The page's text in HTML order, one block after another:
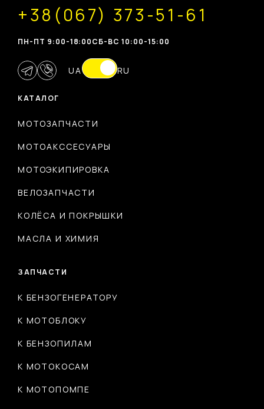
КАТАЛОГ
МОТОЗАПЧАСТИ
МОТОАКССЕСУАРЫ
МОТОЭКИПИРОВКА
ВЕЛОЗАПЧАСТИ
КОЛЁСА И ПОКРЫШКИ
МАСЛА И ХИМИЯ
ЗАПЧАСТИ
К БЕНЗОГЕНЕРАТОРУ
К МОТОБЛОКУ
К БЕНЗОПИЛАМ
К МОТОКОСАМ
К МОТОПОМПЕ
+38(067) 373-51-61
ПН-ПТ 9:00-18:00CБ-ВС 10:00-15:00
UA RU